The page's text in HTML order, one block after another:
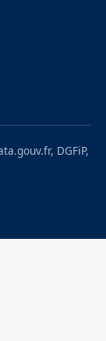
DGFiP,